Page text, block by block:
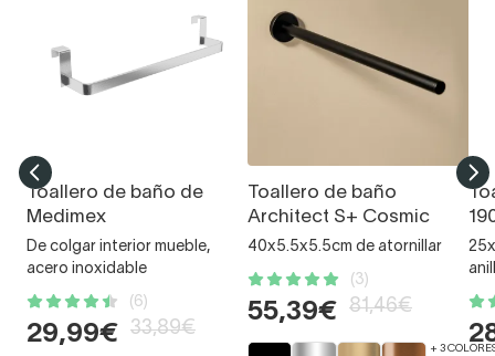
Toallero de baño de
Medimex
De colgar interior mueble,
acero inoxidable
(6)
29,99€ 33,89€
Toallero de baño
Architect S+ Cosmic
40x5.5x5.5cm de atornillar
(3)
55,39€ 81,46€
+ 3